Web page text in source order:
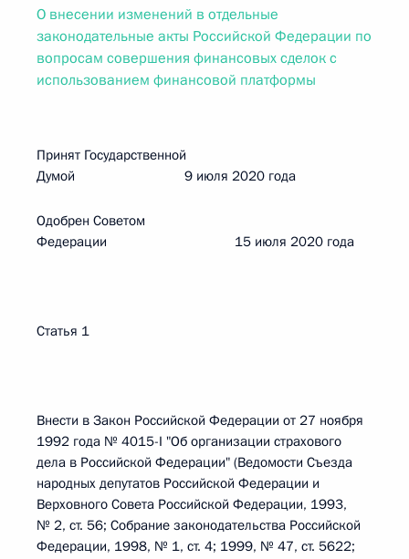
О внесении изменений в отдельные
законодательные акты Российской Федерации по
вопросам совершения финансовых сделок с
использованием финансовой платформы
Принят Государственной
Думой 9 июля 2020 года
Одобрен Советом
Федерации 15 июля 2020 года
Статья 1
Внести в Закон Российской Федерации от 27 ноября
1992 года № 4015-I "Об организации страхового
дела в Российской Федерации" (Ведомости Съезда
народных депутатов Российской Федерации и
Верховного Совета Российской Федерации, 1993,
№ 2, ст. 56; Собрание законодательства Российской
Федерации, 1998, № 1, ст. 4; 1999, № 47, ст. 5622;